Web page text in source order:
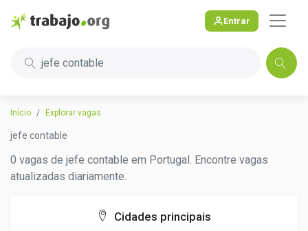
Entrar
jefe contable
Início Explorar vagas
jefe contable
0 vagas de jefe contable em Portugal. Encontre vagas
atualizadas diariamente.
Cidades principais